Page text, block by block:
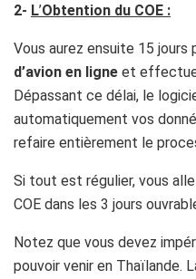
2- L’Obtention du COE :
Vous aurez ensuite 15 jours
d’avion en ligne et
Dépassant ce délai, le
automatiquement vos
refaire entièrement le
Si tout est régulier, vous
COE dans les 3 jours
Notez que vous devez
pouvoir venir en Thaïlande.